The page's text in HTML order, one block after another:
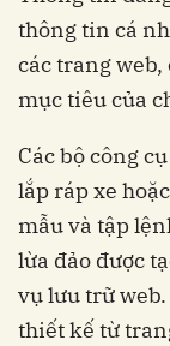
thông tin cá
các trang
mục tiêu của
Các bộ công
lắp ráp xe
mẫu và tập
lừa đảo được
vụ lưu trữ
thiết kế từ